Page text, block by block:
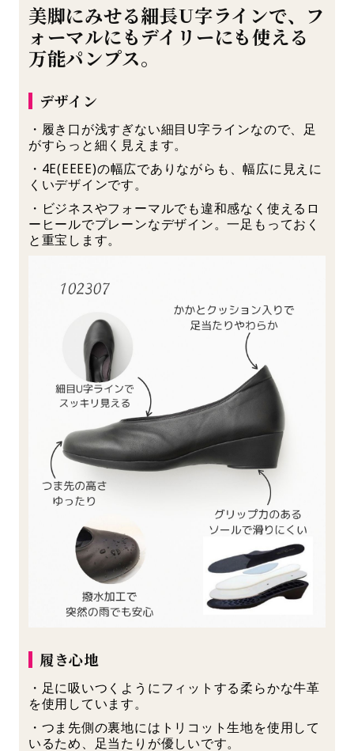
美脚にみせる細長U字ラインで、フ
ォーマルにもデイリーにも使える
万能パンプス。
デザイン
・履き口が浅すぎない細目U字ラインなので、足
がすらっと細く見えます。
・4E(EEEE)の幅広でありながらも、幅広に見えに
くいデザインです。
・ビジネスやフォーマルでも違和感なく使えるロ
ーヒールでプレーンなデザイン。一足もっておく
と重宝します。
履き心地
・足に吸いつくようにフィットする柔らかな牛革
を使用しています。
・つま先側の裏地にはトリコット生地を使用して
いるため、足当たりが優しいです。